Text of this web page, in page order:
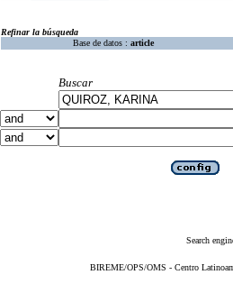
Refinar la búsqueda
Base de datos : article
Buscar
Search
BIREME/OPS/OMS - Centro